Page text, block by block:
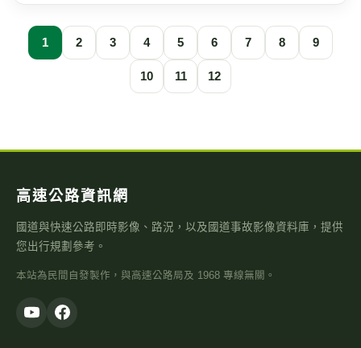
1 2 3 4 5 6 7 8 9
10 11 12
高速公路資訊網
國道與快速公路即時影像、路況，以及國道事故影像資料庫，提供
您出行規劃參考。
本站為民間自發製作，與高速公路局及 1968 專線無關。